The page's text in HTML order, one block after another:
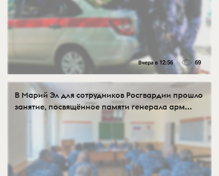
Вчера в 12:56 69
В Марий Эл для сотрудников Росгвардии прошло
занятие, посвящённое памяти генерала арм...